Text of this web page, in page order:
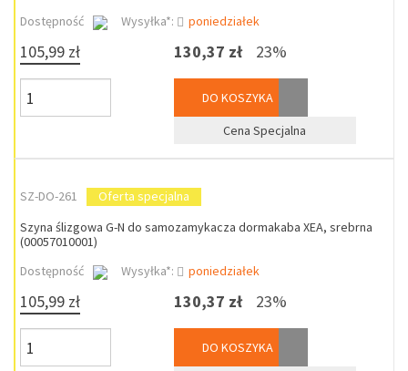
Dostępność
Wysyłka*: poniedziałek
105,99 zł 130,37 zł 23%
DO KOSZYKA
Cena Specjalna
SZ-DO-261
Oferta specjalna
Szyna ślizgowa G-N do samozamykacza dormakaba XEA, srebrna
(00057010001)
Dostępność
Wysyłka*: poniedziałek
105,99 zł 130,37 zł 23%
DO KOSZYKA